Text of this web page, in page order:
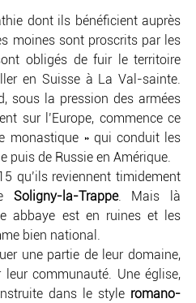
dont ils bénéficient auprès
moines sont proscrits par les
obligés de fuir le territoire
en Suisse à La Val-sainte.
sous la pression des armées
sur l’Europe, commence ce
monastique » qui conduit les
puis de Russie en Amérique.
qu’ils reviennent timidement
Soligny-la-Trappe. Mais là
abbaye est en ruines et les
bien national.
une partie de leur domaine,
communauté. Une église,
dans le style romano-